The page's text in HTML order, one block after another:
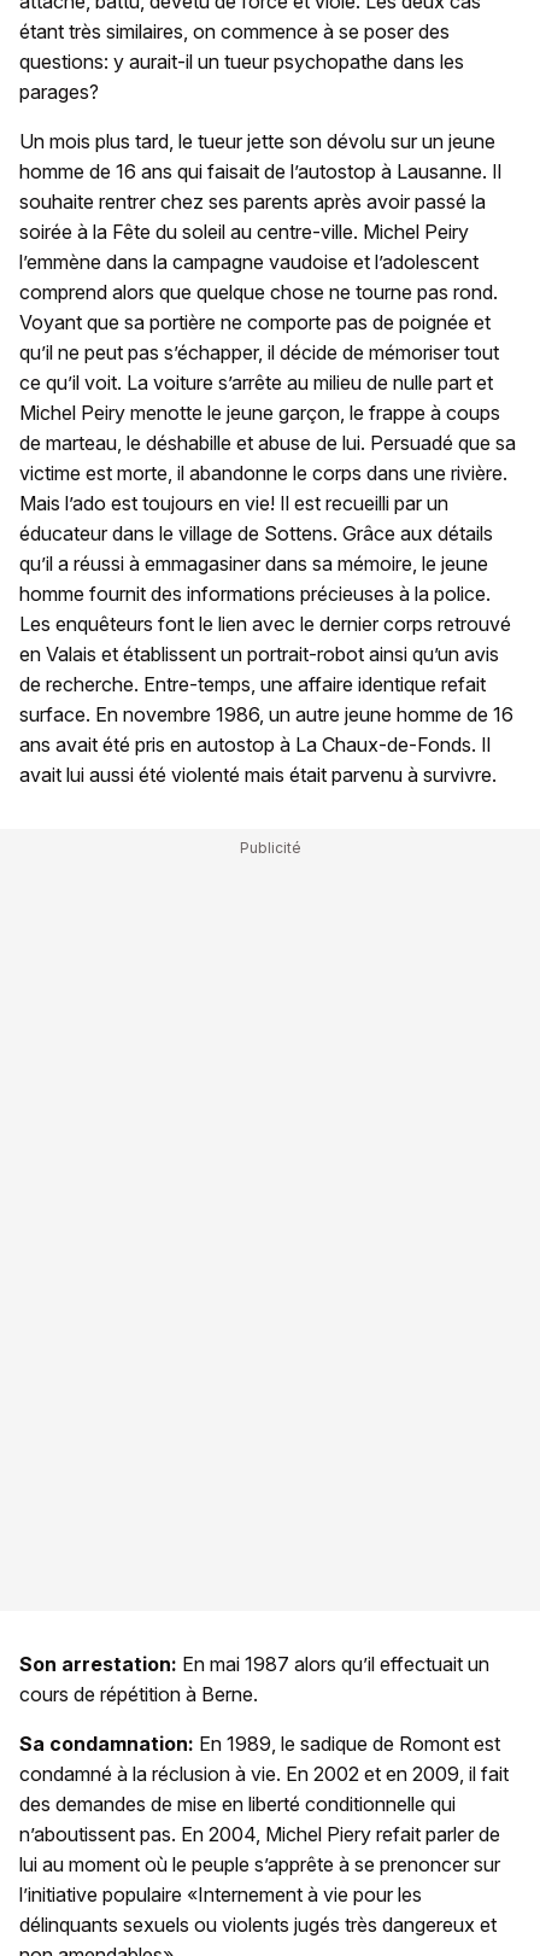
étant très similaires, on commence à se poser des
questions: y aurait-il un tueur psychopathe dans les
parages?
Un mois plus tard, le tueur jette son dévolu sur un jeune
homme de 16 ans qui faisait de l’autostop à Lausanne. Il
souhaite rentrer chez ses parents après avoir passé la
soirée à la Fête du soleil au centre-ville. Michel Peiry
l’emmène dans la campagne vaudoise et l’adolescent
comprend alors que quelque chose ne tourne pas rond.
Voyant que sa portière ne comporte pas de poignée et
qu’il ne peut pas s’échapper, il décide de mémoriser tout
ce qu’il voit. La voiture s’arrête au milieu de nulle part et
Michel Peiry menotte le jeune garçon, le frappe à coups
de marteau, le déshabille et abuse de lui. Persuadé que sa
victime est morte, il abandonne le corps dans une rivière.
Mais l’ado est toujours en vie! Il est recueilli par un
éducateur dans le village de Sottens. Grâce aux détails
qu’il a réussi à emmagasiner dans sa mémoire, le jeune
homme fournit des informations précieuses à la police.
Les enquêteurs font le lien avec le dernier corps retrouvé
en Valais et établissent un portrait-robot ainsi qu’un avis
de recherche. Entre-temps, une affaire identique refait
surface. En novembre 1986, un autre jeune homme de 16
ans avait été pris en autostop à La Chaux-de-Fonds. Il
avait lui aussi été violenté mais était parvenu à survivre.
Son arrestation: En mai 1987 alors qu’il effectuait un
cours de répétition à Berne.
Sa condamnation: En 1989, le sadique de Romont est
condamné à la réclusion à vie. En 2002 et en 2009, il fait
des demandes de mise en liberté conditionnelle qui
n’aboutissent pas. En 2004, Michel Piery refait parler de
lui au moment où le peuple s’apprête à se prenoncer sur
l’initiative populaire «Internement à vie pour les
délinquants sexuels ou violents jugés très dangereux et